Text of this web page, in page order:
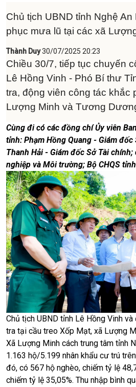
Chủ tịch UBND tỉnh Nghệ
phục mưa lũ tại các xã
Thành Duy30/07/2025 20:23
Chiều 30/7, tiếp tục chuyến
Lê Hồng Vinh - Phó Bí thư
tra, động viên công tác khắc
Lượng Minh và Tương
Cùng đi có các đồng chí Ủy viên
tỉnh: Phạm Hồng Quang - Giám đốc
Thanh Hải - Giám đốc Sở Tài
nghiệp và Môi trường; Bộ CHQS
Chủ tịch UBND tỉnh Lê Hồng Vinh
tra tại cầu treo Xốp Mạt, xã Lượng
Xã Lượng Minh cách trung tâm tỉnh
1.163 hộ/5.199 nhân khẩu cư trú
đó, có 567 hộ nghèo, chiếm tỷ lệ
chiếm tỷ lệ 35,05%. Thu nhập bình